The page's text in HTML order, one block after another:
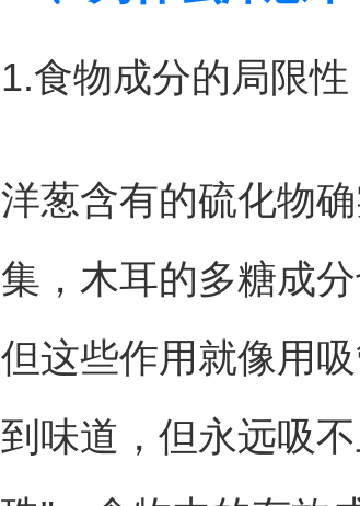
1.食物成分的局限性
洋葱含有的硫化物
集，木耳的多糖成
但这些作用就像用
到味道，但永远吸